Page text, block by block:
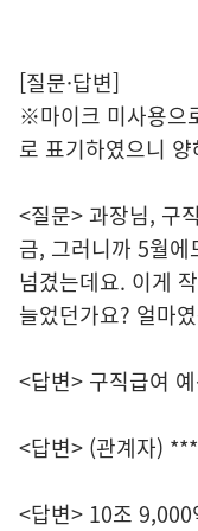
[질문·답변]
※마이크 미사용으
로 표기하였으니
<질문> 과장님, 구
금, 그러니까 5월
넘겼는데요. 이게
늘었던가요? 얼마
<답변> 구직급여
<답변> (관계자) ***
<답변> 10조 9,000